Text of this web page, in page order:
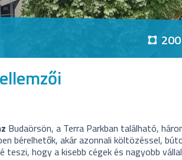
Budaörsön, a Terra Parkban található,
bérelhetők, akár azonnali költözéssel,
teszi, hogy a kisebb cégek és nagyobb